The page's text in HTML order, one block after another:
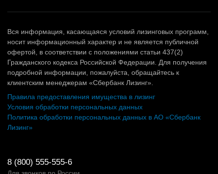
Вся информация, касающаяся условий лизинговых программ,
носит информационный характер и не является публичной
офертой, в соответствии с положениями статьи 437(2)
Гражданского кодекса Российской Федерации. Для получения
подробной информации, пожалуйста, обращайтесь к
клиентским менеджерам «Сбербанк Лизинг».
Правила предоставления имущества в лизинг
Условия обработки персональных данных
Политика обработки персональных данных в АО «Сбербанк
Лизинг»
8 (800) 555-555-6